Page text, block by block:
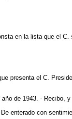
en la lista que el
presenta el C.
de 1943. - Recibo,
enterado con